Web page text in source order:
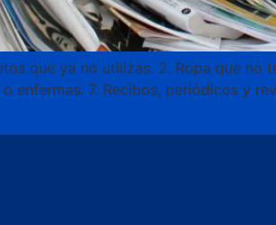
que ya no utilizas. 2. Ropa que
enfermas. 7. Recibos, periódicos y